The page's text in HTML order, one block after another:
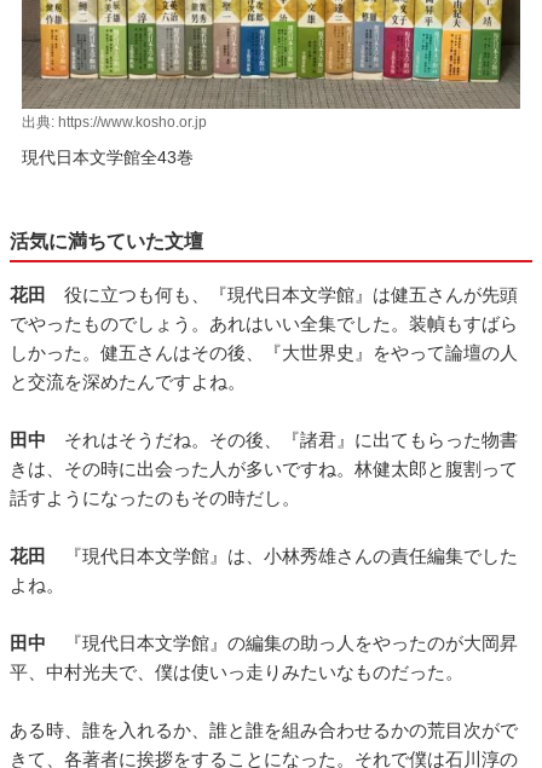
出典: https://www.kosho.or.jp
現代日本文学館全43巻
活気に満ちていた文壇
花田
役に立つも何も、『現代日本文学館』は健五さんが先頭
でやったものでしょう。あれはいい全集でした。装幀もすばら
しかった。健五さんはその後、『大世界史』をやって論壇の人
と交流を深めたんですよね。
田中 それはそうだね。その後、『諸君』に出てもらった物書
きは、その時に出会った人が多いですね。林健太郎と腹割って
話すようになったのもその時だし。
花田
『現代日本文学館』は、小林秀雄さんの責任編集でした
よね。
田中 『現代日本文学館』の編集の助っ人をやったのが大岡昇
平、中村光夫で、僕は使いっ走りみたいなものだった。
ある時、誰を入れるか、誰と誰を組み合わせるかの荒目次がで
きて、各著者に挨拶をすることになった。それで僕は石川淳の